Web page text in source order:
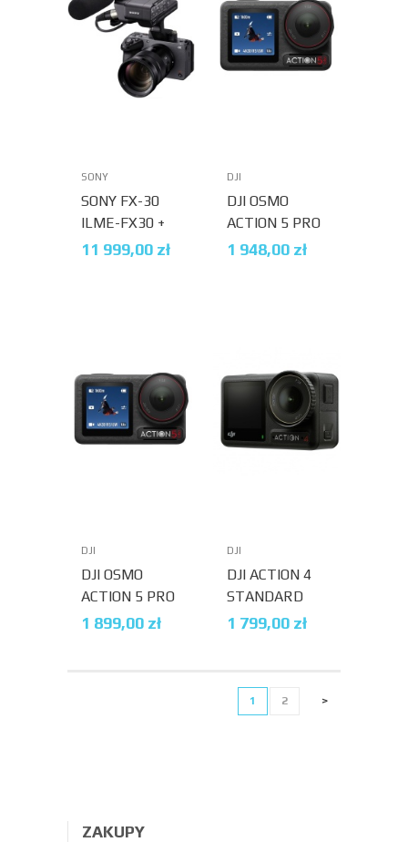
SONY
SONY FX-30
ILME-FX30 +
UCHWYT XLR
11 999,00 zł
DJI
DJI OSMO
ACTION 5 PRO
ADVENTURE
1 948,00 zł
DJI
DJI OSMO
ACTION 5 PRO
STANDARD
1 899,00 zł
DJI
DJI ACTION 4
STANDARD
COMBO
1 799,00 zł
1 2 >
ZAKUPY